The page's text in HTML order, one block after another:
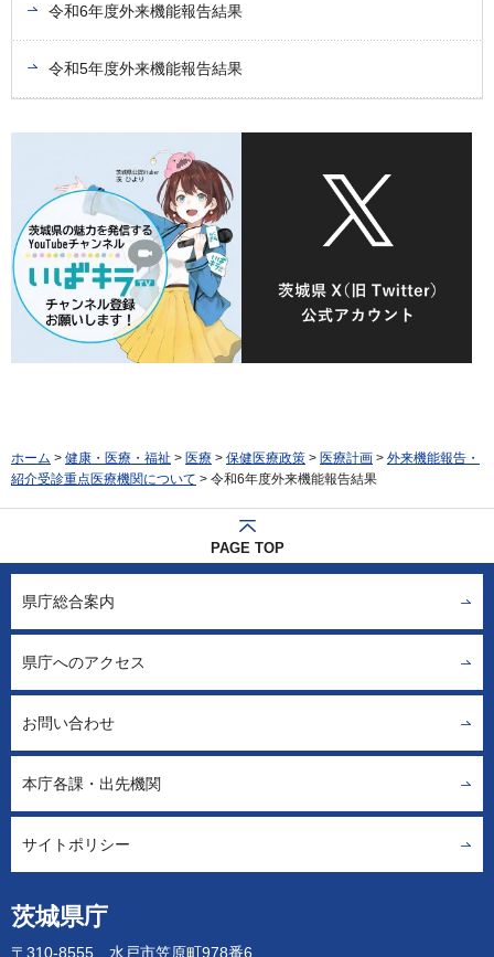
令和6年度外来機能報告結果
令和5年度外来機能報告結果
ホーム > 健康・医療・福祉 > 医療 > 保健医療政策 > 医療計画 > 外来機能報告・
紹介受診重点医療機関について > 令和6年度外来機能報告結果
PAGE TOP
茨城県庁
〒310-8555 水戸市笠原町978番6
県庁総合案内
県庁へのアクセス
お問い合わせ
本庁各課・出先機関
サイトポリシー